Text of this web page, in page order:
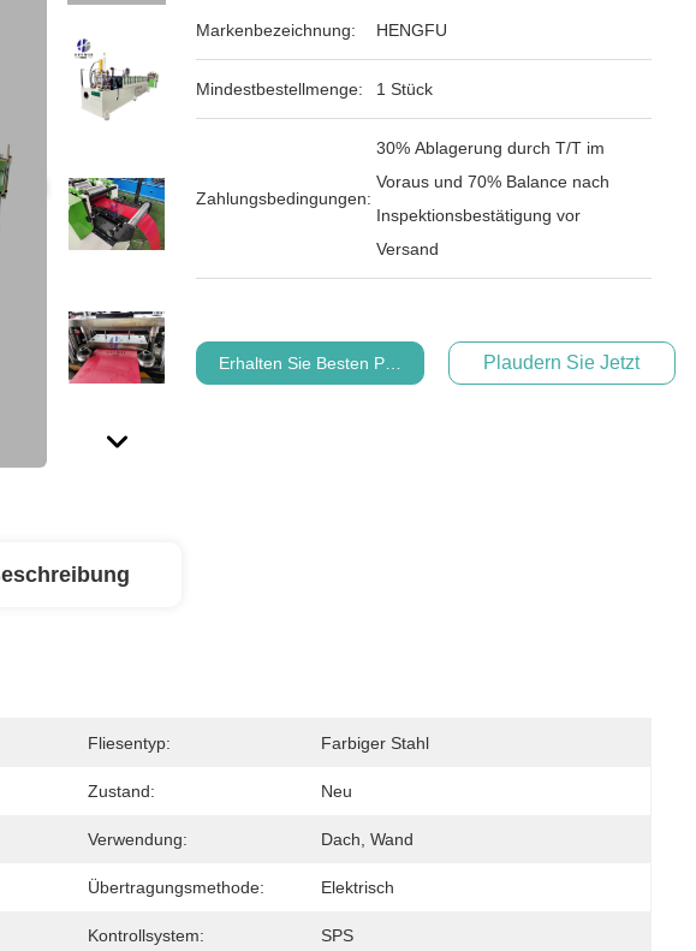
Markenbezeichnung: HENGFU
Mindestbestellmenge: 1 Stück
Zahlungsbedingungen:
30% Ablagerung durch T/T im
Voraus und 70% Balance nach
Inspektionsbestätigung vor
Versand
Erhalten Sie Besten Preis Plaudern Sie Jetzt
Fliesentyp: Farbiger Stahl
Zustand: Neu
Verwendung: Dach, Wand
Übertragungsmethode: Elektrisch
Kontrollsystem: SPS